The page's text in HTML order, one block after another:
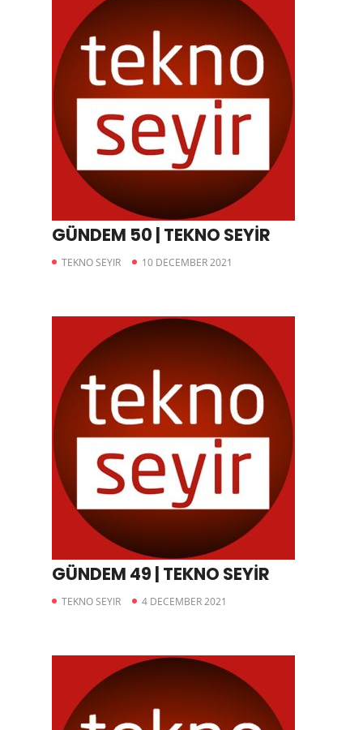
GÜNDEM 50 | TEKNO SEYİR
TEKNO SEYIR 10 DECEMBER 2021
GÜNDEM 49 | TEKNO SEYİR
TEKNO SEYIR 4 DECEMBER 2021